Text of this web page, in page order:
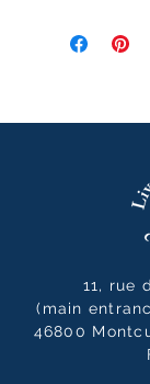
11, rue
(main
46800